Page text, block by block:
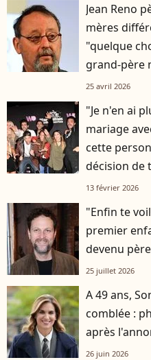
Jean Reno
mères
"quelque
grand-père
25 avril 2026
"Je n'en ai
mariage
cette
décision de
13 février 2026
"Enfin te
premier
devenu
25 juillet 2026
A 49 ans,
comblée :
après
26 juin 2026